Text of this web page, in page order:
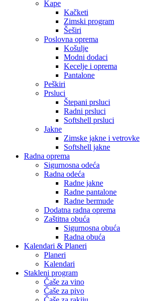
Kape
Kačketi
Zimski program
Šeširi
Poslovna oprema
Košulje
Modni dodaci
Kecelje i oprema
Pantalone
Peškiri
Prsluci
Štepani prsluci
Radni prsluci
Softshell prsluci
Jakne
Zimske jakne i vetrovke
Softshell jakne
Radna oprema
Sigurnosna odeća
Radna odeća
Radne jakne
Radne pantalone
Radne bermude
Dodatna radna oprema
Zaštitna obuća
Sigurnosna obuća
Radna obuća
Kalendari & Planeri
Planeri
Kalendari
Stakleni program
Čaše za vino
Čaše za pivo